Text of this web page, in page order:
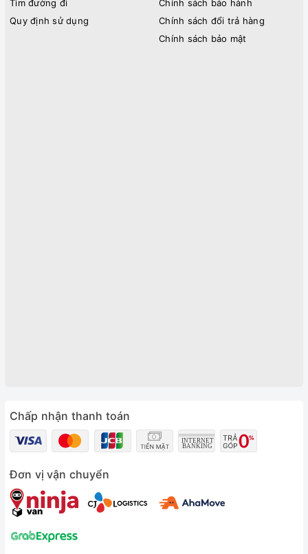
Tìm đường đi
Quy định sử dụng
Chính sách bảo hành
Chính sách đổi trả hàng
Chính sách bảo mật
Chấp nhận thanh toán
Đơn vị vận chuyển